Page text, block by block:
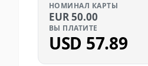
НОМИНАЛ КАРТЫ
EUR50.00
ВЫ ПЛАТИТЕ
USD 57.89